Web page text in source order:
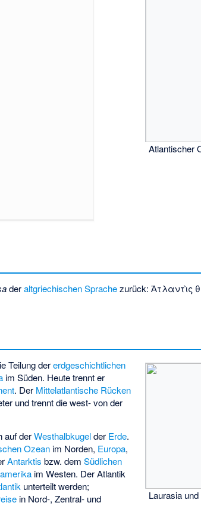
Atlantischer
deraltgriechischen Sprachezurück:Ἀτλαντὶς
Laurasia
Teilung dererdgeschichtlichen
im Süden. Heute trennt er
. Der Mittelatlantische Rücken
und trennt die west- von der
auf derWesthalbkugelder Erde.
Ozean im Norden, Europa,
Antarktis bzw. demSüdlichen
im Westen. Der Atlantik
unterteilt werden;
in Nord-,Zentral- und